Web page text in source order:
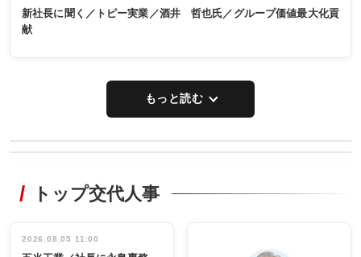
新社長に聞く／トピー実業／酒井 哲也氏／グループ価値最大化貢
献
もっと読む
非鉄業界で
インタビュ
ー／社内ア
タックトレー
祝う 業界関
係者ら220人
トップ交代人事
2026.08.05 11:00